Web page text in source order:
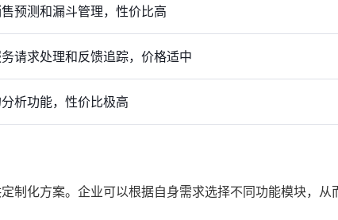
预测和漏斗管理，性价比高
请求处理和反馈追踪，价格适中
析功能，性价比极高
制化方案。企业可以根据自身需求选择不同功能模块，从